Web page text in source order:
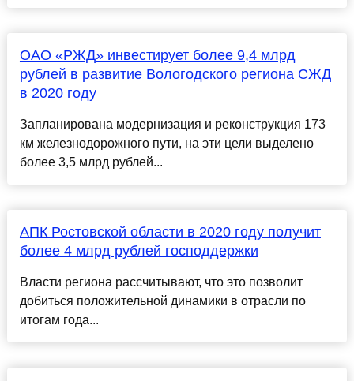
ОАО «РЖД» инвестирует более 9,4 млрд
рублей в развитие Вологодского региона СЖД
в 2020 году
Запланирована модернизация и реконструкция 173
км железнодорожного пути, на эти цели выделено
более 3,5 млрд рублей...
АПК Ростовской области в 2020 году получит
более 4 млрд рублей господдержки
Власти региона рассчитывают, что это позволит
добиться положительной динамики в отрасли по
итогам года...